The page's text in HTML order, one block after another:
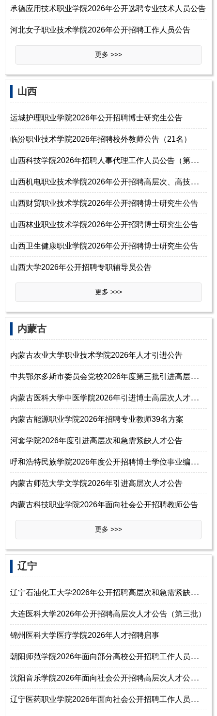
承德应用技术职业学院2026年公开选聘专业技术人员公告
河北女子职业技术学院2026年公开招聘工作人员公告
更多 >>>
山西
运城护理职业学院2026年公开招聘博士研究生公告
临汾职业技术学院2026年招聘校外教师公告（21名）
山
西科技学院2026年招聘人事代理工作人员公告（第二批）
山
西机电职业技术学院2026年公开招聘高层次、高技能人才公告（第二批）
山西财贸职业技术学院2026年公开招聘博士研究生公告
山西林业职业技术学院2026年公开招聘博士研究生公告
山西卫生健康职业学院2026年公开招聘博士研究生公告
山西大学2026年公开招聘专职辅导员公告
更多 >>>
内蒙古
内蒙古农业大学职业技术学院2026年人才引进公告
中
共鄂尔多斯市委员会党校2026年度第三批引进高层次和紧缺人才公告
内
蒙古医科大学中医学院2026年引进博士高层次人才公告（第三轮）
内蒙古能源职业学院2026年招聘专业教师39名方案
河套学院2026年度引进高层次和急需紧缺人才公告
呼
和浩特民族学院2026年度公开招聘博士学位事业编制专任教师公告
内蒙古师范大学文学院2026年引进高层次人才公告
内蒙古科技职业学院2026年面向社会公开招聘教师公告
更多 >>>
辽宁
辽
宁石油化工大学2026年公开招聘高层次和急需紧缺人才公告（第二批）
大连医科大学2026年公开招聘高层次人才公告（第三批）
锦州医科大学医疗学院2026年人才招聘启事
朝
阳师范学院2026年面向部分高校公开招聘工作人员公告（第二批次）
沈
阳音乐学院2026年面向社会公开招聘高层次人才公告（第一批）
辽
宁医药职业学院2026年面向社会公开招聘工作人员公告（第二批）